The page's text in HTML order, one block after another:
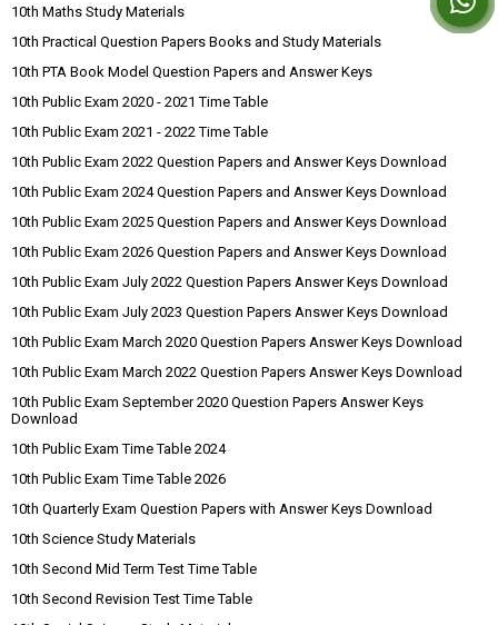
10th Maths Study Materials
10th Practical Question Papers Books and Study Materials
10th PTA Book Model Question Papers and Answer Keys
10th Public Exam 2020 - 2021 Time Table
10th Public Exam 2021 - 2022 Time Table
10th Public Exam 2022 Question Papers and Answer Keys Download
10th Public Exam 2024 Question Papers and Answer Keys Download
10th Public Exam 2025 Question Papers and Answer Keys Download
10th Public Exam 2026 Question Papers and Answer Keys Download
10th Public Exam July 2022 Question Papers Answer Keys Download
10th Public Exam July 2023 Question Papers Answer Keys Download
10th Public Exam March 2020 Question Papers Answer Keys Download
10th Public Exam March 2022 Question Papers Answer Keys Download
10th Public Exam September 2020 Question Papers Answer Keys
Download
10th Public Exam Time Table 2024
10th Public Exam Time Table 2026
10th Quarterly Exam Question Papers with Answer Keys Download
10th Science Study Materials
10th Second Mid Term Test Time Table
10th Second Revision Test Time Table